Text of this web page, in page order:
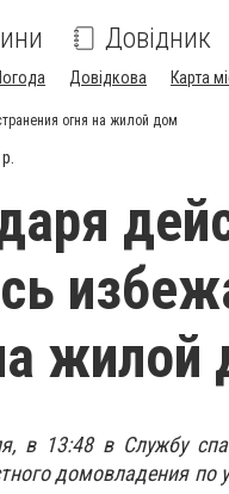
Довідник
Довідкова Карта
огня на жилой дом
жилой
в 13:48 в Службу
домовладения по